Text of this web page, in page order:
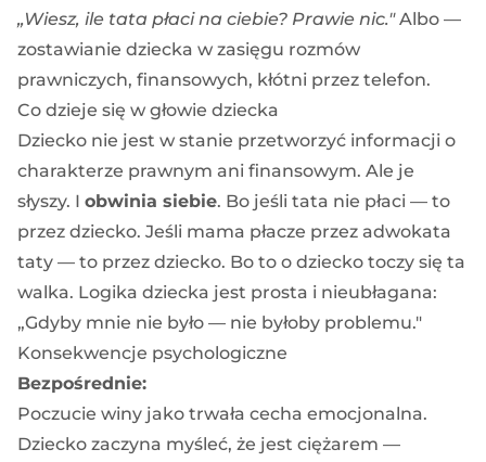
„Wiesz, ile tata płaci na ciebie? Prawie nic."Albo —
zostawianie dziecka w zasięgu rozmów
prawniczych, finansowych, kłótni przez telefon.
Co dzieje się w głowie dziecka
Dziecko nie jest w stanie przetworzyć informacji o
charakterze prawnym ani finansowym. Ale je
słyszy. I obwinia siebie. Bo jeśli tata nie płaci — to
przez dziecko. Jeśli mama płacze przez adwokata
taty — to przez dziecko. Bo to o dziecko toczy się ta
walka. Logika dziecka jest prosta i nieubłagana:
„Gdyby mnie nie było — nie byłoby problemu."
Konsekwencje psychologiczne
Bezpośrednie:
Poczucie winy jako trwała cecha emocjonalna.
Dziecko zaczyna myśleć, że jest ciężarem —